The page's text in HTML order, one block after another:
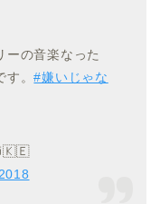
ーの音楽なった
す。#嫌いじゃな
🇰🇪